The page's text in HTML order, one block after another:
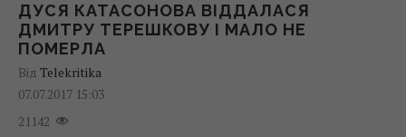
ДУСЯ КАТАСОНОВА ВІДДАЛАСЯ
ДМИТРУ ТЕРЕШКОВУ І МАЛО НЕ
ПОМЕРЛА
Від Telekritika
07.07.2017 15:03
21142